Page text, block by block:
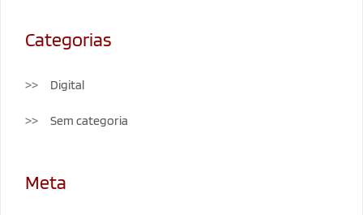
Categorias
Digital
Sem categoria
Meta